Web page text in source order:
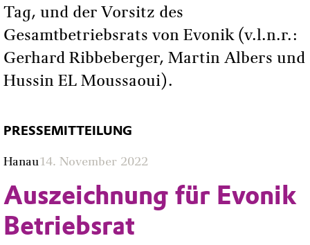
Tag, und der Vorsitz des
Gesamtbetriebsrats von Evonik (v.l.n.r.:
Gerhard Ribbeberger, Martin Albers und
Hussin EL Moussaoui).
PRESSEMITTEILUNG
Hanau14. November 2022
Auszeichnung für Evonik
Betriebsrat